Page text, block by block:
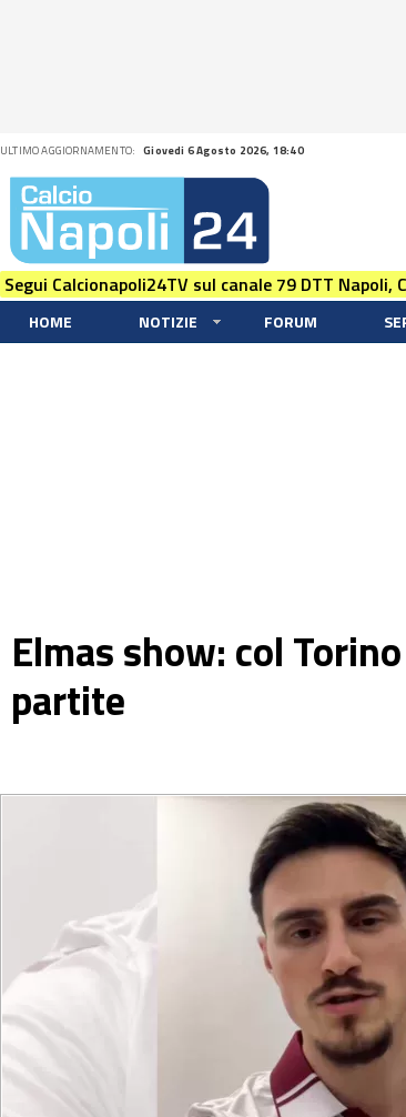
ULTIMO AGGIORNAMENTO: Giovedi 6 Agosto 2026, 18:40
Segui Calcionapoli24TV sul canale 79 DTT
HOME NOTIZIE FORUM
Elmas show: col
partite